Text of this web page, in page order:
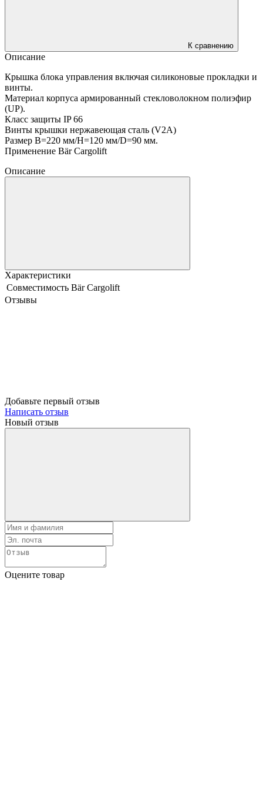
К сравнению
Описание
Крышка блока управления включая силиконовые прокладки и
винты.
Материал корпуса армированный стекловолокном полиэфир
(UP).
Класс защиты IP 66
Винты крышки нержавеющая сталь (V2A)
Размер B=220 мм/H=120 мм/D=90 мм.
Применение Bär Cargolift
Описание
Характеристики
Совместимость Bär Cargolift
Отзывы
Добавьте первый отзыв
Написать отзыв
Новый отзыв
Оцените товар